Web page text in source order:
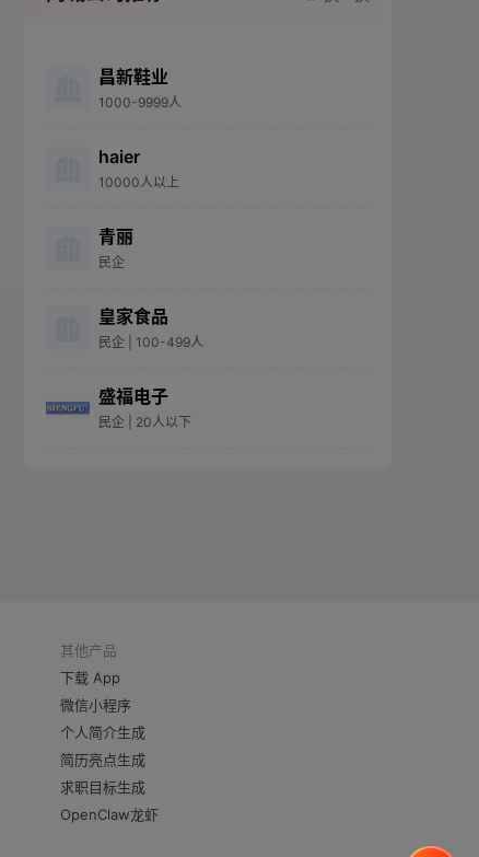
昌新鞋业
1000-9999人
haier
10000人以上
青丽
民企
皇家食品
民企 | 100-499人
盛福电子
民企 | 20人以下
其他产品
下载 App
微信小程序
个人简介生成
简历亮点生成
求职目标生成
OpenClaw龙虾